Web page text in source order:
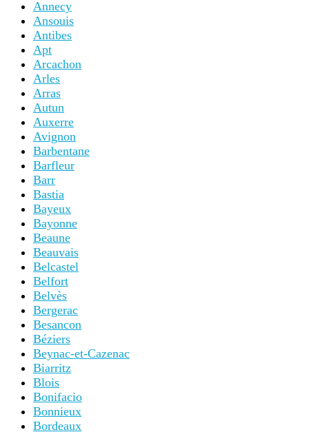
Annecy
Ansouis
Antibes
Apt
Arcachon
Arles
Arras
Autun
Auxerre
Avignon
Barbentane
Barfleur
Barr
Bastia
Bayeux
Bayonne
Beaune
Beauvais
Belcastel
Belfort
Belvès
Bergerac
Besancon
Béziers
Beynac-et-Cazenac
Biarritz
Blois
Bonifacio
Bonnieux
Bordeaux